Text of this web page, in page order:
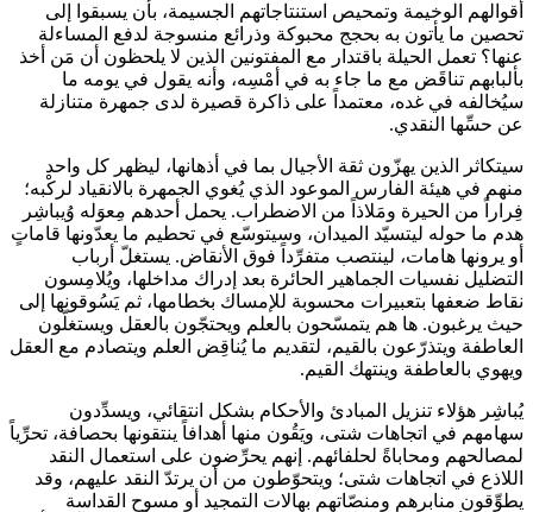
أقوالهم الوخيمة وتمحيص استنتاجاتهم الجسيمة، بأن يسبقوا إلى
تحصين ما يأتون به بحجج محبوكة وذرائع منسوجة لدفع المساءلة
عنها؟ تعمل الحيلة باقتدار مع المفتونين الذين لا يلحظون أن مَن أخذ
بألبابهم تناقَض مع ما جاء به في أمْسِه، وأنه يقول في يومه ما
سيُخالفه في غده، معتمداً على ذاكرة قصيرة لدى جمهرة متنازلة
عن حسِّها النقدي.
سيتكاثر الذين يهزّون ثقة الأجيال بما في أذهانها، ليظهر كل واحد
منهم في هيئة الفارس الموعود الذي يُغوي الجمهرة بالانقياد لركْبه؛
فِراراً من الحيرة ومَلاذاً من الاضطراب. ‏يحمل أحدهم مِعوَله وُيباشِر
هدم ما حوله ليتسيّد الميدان، وسيتوسّع في تحطيم ما يعدّونها قاماتٍ
أو يرونها هامات، لينتصب متفرِّداً فوق الأنقاض. يستغلّ أرباب
التضليل نفسيات الجماهير الحائرة بعد إدراك مداخلها، ويُلامِسون
نقاط ضعفها بتعبيرات محسوبة للإمساك بخطامها، ثم يَسُوقونها إلى
حيث يرغبون. ‏ها هم يتمسّحون بالعلم ويحتجّون بالعقل ويستغلّون
العاطفة ويتذرّعون بالقيم، لتقديم ما يُناقِض العلم ويتصادم مع العقل
ويهوي بالعاطفة وينتهك القيم.
‏يُباشِر هؤلاء تنزيل المبادئ والأحكام بشكل انتقائي، ويسدِّدون
سهامهم في اتجاهات شتى، ويَقُون منها أهدافاً ينتقونها بحصافة، تحرِّياً
لمصالحهم ومحاباةً لحلفائهم. إنهم يحرِّضون على استعمال النقد
اللاذع في اتجاهات شتى؛ ويتحوّطون من أن يرتدّ النقد عليهم، وقد
يطوِّقون منابرهم ومنصّاتهم بهالات التمجيد أو مسوح القداسة